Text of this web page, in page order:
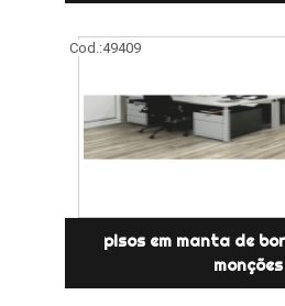
Cod.:49409
pisos em manta de
monções